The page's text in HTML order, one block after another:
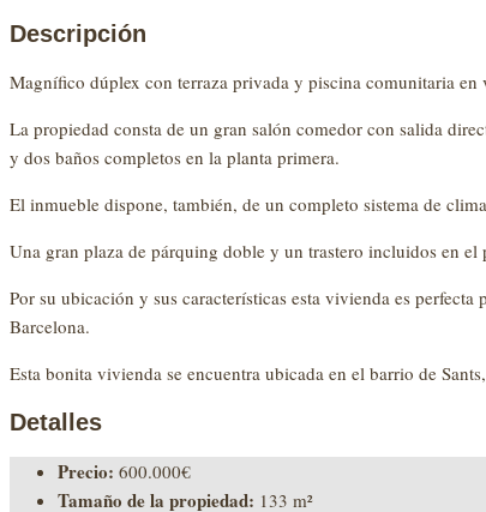
Descripción
Magnífico dúplex con terraza privada y piscina comunitaria
La propiedad consta de un gran salón comedor con salida
y dos baños completos en la planta primera.
El inmueble dispone, también, de un completo sistema de
Una gran plaza de párquing doble y un trastero incluidos en el
Por su ubicación y sus características esta vivienda es
Barcelona.
Esta bonita vivienda se encuentra ubicada en el barrio de
Detalles
Precio: 600.000€
Tamaño de la propiedad: 133 m²